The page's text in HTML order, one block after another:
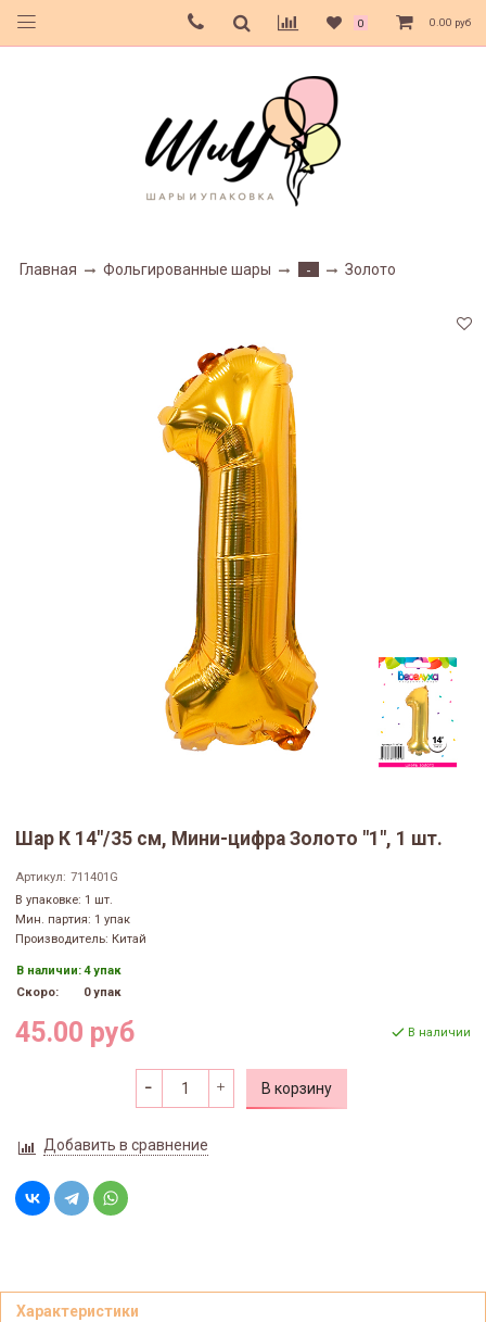
0 0.00 руб
Главная Фольгированные шары - Золото
Шар К 14"/35 см, Мини-цифра Золото "1", 1 шт.
Артикул: 711401G
В упаковке: 1 шт.
Мин. партия: 1 упак
Производитель: Китай
В наличии:4 упак
Скоро:
0 упак
45.00 руб В наличии
В корзину
Добавить в сравнение
Характеристики